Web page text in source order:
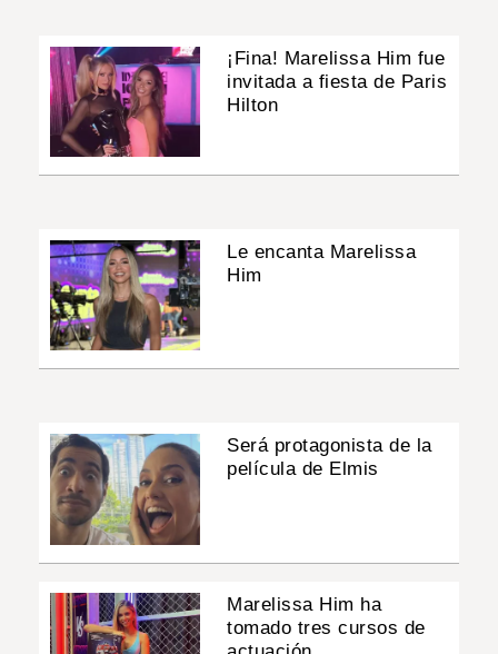
¡Fina! Marelissa Him fue
invitada a fiesta de Paris
Hilton
Le encanta Marelissa
Him
Será protagonista de la
película de Elmis
Marelissa Him ha
tomado tres cursos de